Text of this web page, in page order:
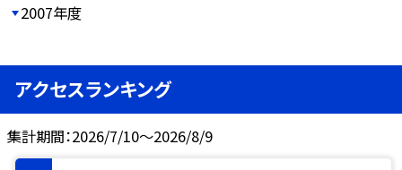
2007年度
アクセスランキング
集計期間：2026/7/10～2026/8/9